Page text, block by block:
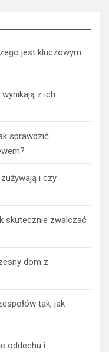
jest kluczowym
z ich
sprawdzić
i czy
skutecznie zwalczać
dom z
tak, jak
oddechu i